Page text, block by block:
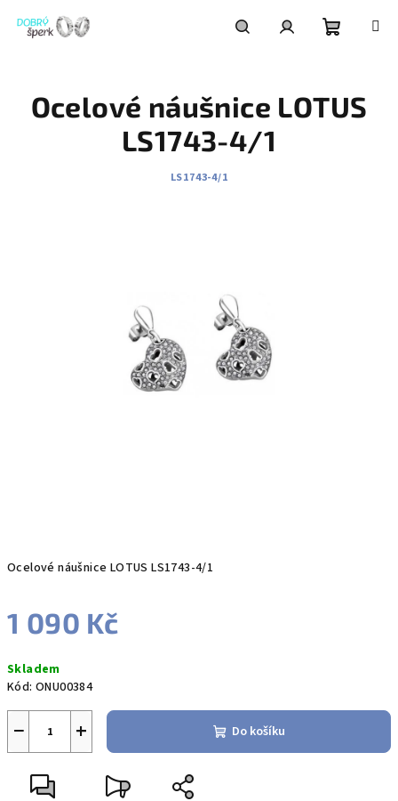
obsah
košík
Ocelové náušnice LOTUS LS1743-4/1
1 090 Kč
cena:
Skladem
Kód: ONU00384
+
− Do košíku
Ocelové náušnice LOTUS
LS1743-4/1
LS1743-4/1